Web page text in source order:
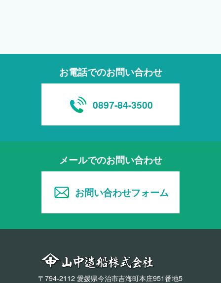
お電話でのお問い合わせ
0897-84-3500
メールでのお問い合わせ
お問い合わせフォーム
〒794-2112 愛媛県今治市吉海町本庄951番地5